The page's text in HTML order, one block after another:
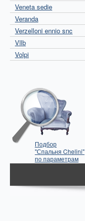
Veneta sedie
Veranda
Verzelloni ennio snc
Vllb
Volpi
Подбор
"Спальня Chelini"
по параметрам